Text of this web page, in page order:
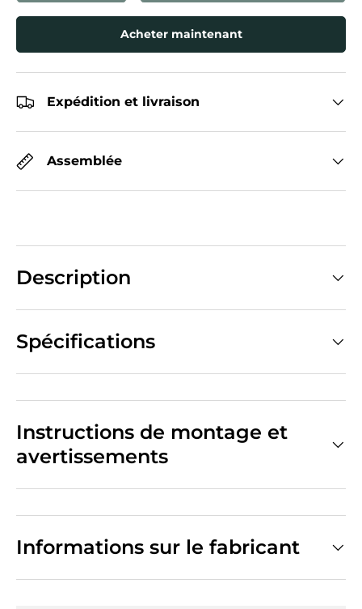
Acheter maintenant
Expédition et livraison
Assemblée
Description
Spécifications
Instructions de montage et
avertissements
Informations sur le fabricant